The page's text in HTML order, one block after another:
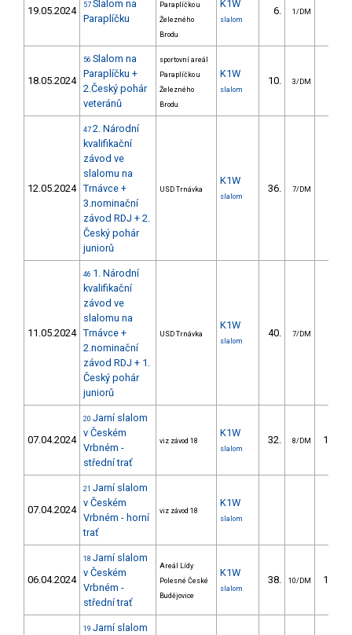
19.05.2024 57 Slalom na
Paraplíčku
Paraplíčko u
Železného
Brodu
K1W
slalom
6. 1/DM
18.05.2024
56 Slalom na
Paraplíčku +
2.Český pohár
veteránů
sportovní areál
Paraplíčko u
Železného
Brodu
K1W
slalom
10. 3/DM
12.05.2024
47 2. Národní
kvalifikační
závod ve
slalomu na
Trnávce +
3.nominační
závod RDJ + 2.
Český pohár
juniorů
USD Trnávka
K1W
slalom
36. 7/DM
11.05.2024
46 1. Národní
kvalifikační
závod ve
slalomu na
Trnávce +
2.nominační
závod RDJ + 1.
Český pohár
juniorů
USD Trnávka
K1W
slalom
40. 7/DM
07.04.2024
20 Jarní slalom
v Českém
Vrbném -
střední trať
viz závod 18
K1W
slalom
32. 8/DM 107.21
07.04.2024
21 Jarní slalom
v Českém
Vrbném - horní
trať
viz závod 18
K1W
slalom
06.04.2024
18 Jarní slalom
v Českém
Vrbném -
střední trať
Areál Lídy
Polesné České
Budějovice
K1W
slalom
38. 10/DM 145.99
19 Jarní slalom